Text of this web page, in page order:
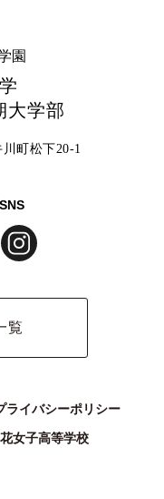
園
大学部
町松下20-1
覧
ライバシーポリシー
女子高等学校